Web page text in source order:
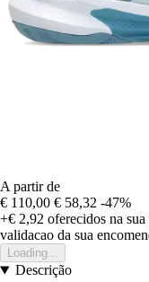
A partir de
€ 110,00 € 58,32 -47%
+€ 2,92 oferecidos na
validacao da sua
Loading...
Descrição